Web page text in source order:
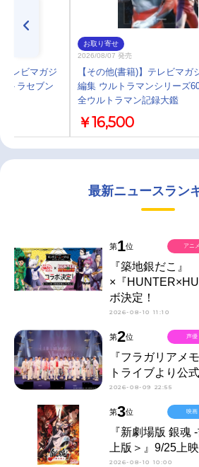
レビマガジ
トラセブン
お取り寄せ
2026/08/07 発売
【その他(書籍)】テレビマガ
編集 ウルトラマンシリーズ
全ウルトラマン記録大鑑
￥16,500
最新ニュースラン
第1位
『築地銀だこ』
×『
ボ決定！
2026-08-10 11:10
アニメ
第2位
『フラガリアメ
トライブより公
2026-08-09 22:55
声優
第3位
『新劇場版 銀魂
上版＞』9/25上
2026-08-10 10:00
映画